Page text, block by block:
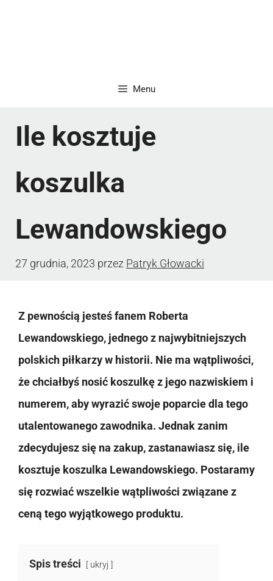
Menu
Ile kosztuje
koszulka
Lewandowskiego
27 grudnia, 2023 przez Patryk Głowacki
Z pewnością jesteś fanem Roberta
Lewandowskiego, jednego z najwybitniejszych
polskich piłkarzy w historii. Nie ma wątpliwości,
że chciałbyś nosić koszulkę z jego nazwiskiem i
numerem, aby wyrazić swoje poparcie dla tego
utalentowanego zawodnika. Jednak zanim
zdecydujesz się na zakup, zastanawiasz się, ile
kosztuje koszulka Lewandowskiego. Postaramy
się rozwiać wszelkie wątpliwości związane z
ceną tego wyjątkowego produktu.
Spis treści ukryj